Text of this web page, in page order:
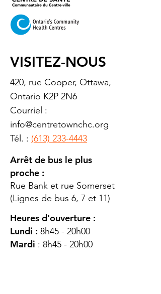
VISITEZ-NOUS
420, rue Cooper, Ottawa,
Ontario K2P 2N6
Courriel :
info@centretownchc.org
Tél. : (613) 233-4443
Arrêt de bus le plus
proche :
Rue Bank et rue Somerset
(Lignes de bus 6, 7 et 11)
Heures d'ouverture :
Lundi : 8h45 - 20h00
Mardi : 8h45 - 20h00